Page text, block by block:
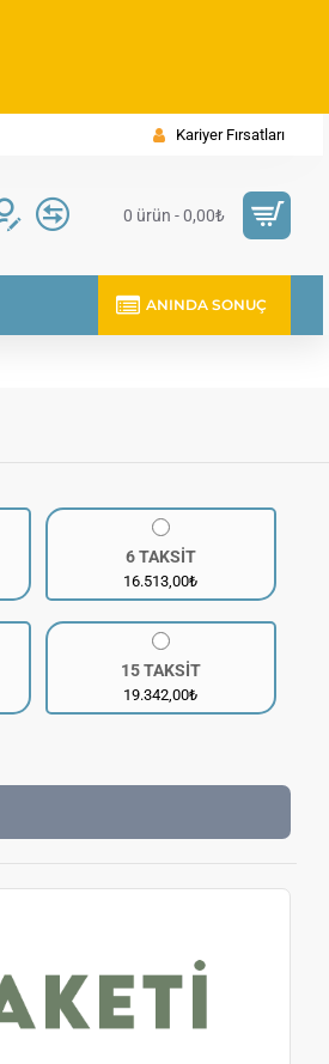
Kariyer Fırsatları
0 ürün - 0,00₺
ANINDA SONUÇ
6 TAKSİT
16.513,00₺
15 TAKSİT
19.342,00₺